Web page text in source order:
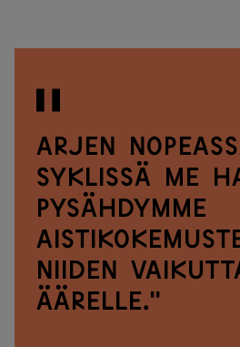
Arjen
syklissä me
pysähdymme
niiden
äärelle."